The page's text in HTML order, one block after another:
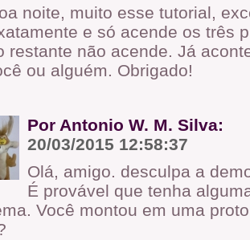
noite, muito esse tutorial,
e só acende os três
restante não acende. Já
ou alguém. Obrigado!
Por Antonio W. M. Silva:
20/03/2015 12:58:37
Olá, amigo. desculpa a
É provável que tenha
Você montou em uma